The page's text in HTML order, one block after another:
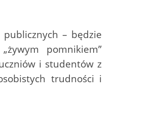
– będzie
pomnikiem”
i studentów z
trudności i